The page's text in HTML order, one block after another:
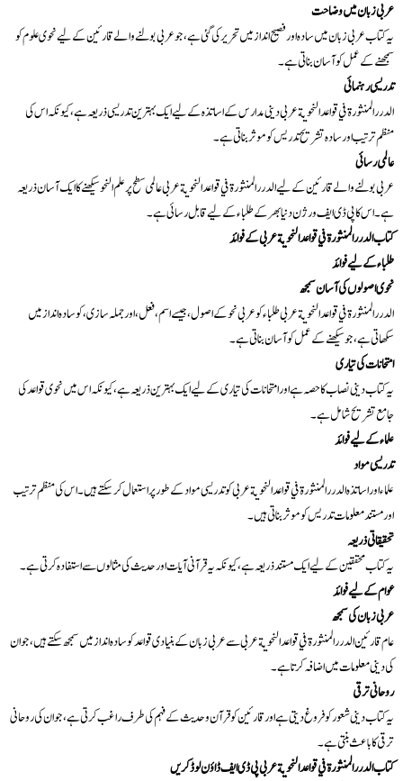
عربی زبان میں وضاحت
یہ کتاب عربی زبان میں سادہ اور فصیح انداز میں تحریر کی گئی ہے، جو عربی بولنے والے قارئین کے لیے نحوی علوم کو
سمجھنے کے عمل کو آسان بناتی ہے۔
تدریسی رہنمائی
الدرر المنثورة في قواعد النحوية عربی دینی مدارس کے اساتذہ کے لیے ایک بہترین تدریسی ذریعہ ہے، کیونکہ اس کی
منظم ترتیب اور سادہ تشریح تدریس کو موثر بناتی ہے۔
عالمی رسائی
عربی بولنے والے قارئین کے لیے الدرر المنثورة في قواعد النحوية عربی عالمی سطح پر علم النحو سیکھنے کا ایک آسان ذریعہ
ہے۔ اس کا پی ڈی ایف ورژن دنیا بھر کے طلباء کے لیے قابل رسائی ہے۔
کتاب الدرر المنثورة في قواعد النحوية عربی کے فوائد
طلباء کے لیے فوائد
نحوی اصولوں کی آسان سمجھ
الدرر المنثورة في قواعد النحوية عربی طلباء کو عربی نحو کے اصول، جیسے اسم، فعل، اور جملہ سازی، کو سادہ انداز میں
سکھاتی ہے، جو سیکھنے کے عمل کو آسان بناتی ہے۔
امتحانات کی تیاری
یہ کتاب دینی نصاب کا حصہ ہے اور امتحانات کی تیاری کے لیے ایک بہترین ذریعہ ہے، کیونکہ اس میں نحوی قواعد کی
جامع تشریح شامل ہے۔
علماء کے لیے فوائد
تدریسی مواد
علماء اور اساتذہ الدرر المنثورة في قواعد النحوية عربی کو تدریسی مواد کے طور پر استعمال کر سکتے ہیں۔ اس کی منظم ترتیب
اور مستند معلومات تدریس کو موثر بناتی ہیں۔
تحقیقاتی ذریعہ
یہ کتاب محققین کے لیے ایک مستند ذریعہ ہے، کیونکہ یہ قرآنی آیات اور حدیث کی مثالوں سے استفادہ کرتی ہے۔
عوام کے لیے فوائد
عربی زبان کی سمجھ
عام قارئین الدرر المنثورة في قواعد النحوية عربی سے عربی زبان کے بنیادی قواعد کو سادہ انداز میں سمجھ سکتے ہیں، جو ان
کی دینی معلومات میں اضافہ کرتا ہے۔
روحانی ترقی
یہ کتاب دینی شعور کو فروغ دیتی ہے اور قارئین کو قرآن و حدیث کے فہم کی طرف راغب کرتی ہے، جو ان کی روحانی
ترقی کا باعث بنتی ہے۔
کتاب الدرر المنثورة في قواعد النحوية عربی پی ڈی ایف ڈاؤن لوڈ کریں